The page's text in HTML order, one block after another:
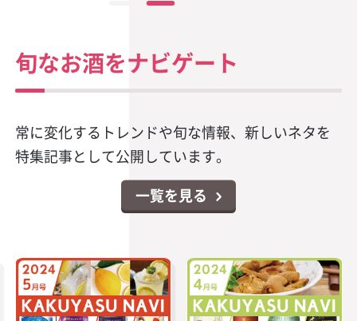
旬なお酒をナビゲート
常に変化するトレンドや旬な情報、新しいネタを
特集記事として公開しています。
一覧を見る